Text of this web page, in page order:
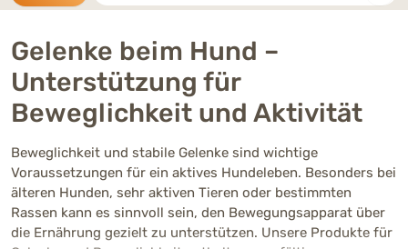
Gelenke beim Hund –
Unterstützung für
Beweglichkeit und Aktivität
Beweglichkeit und stabile Gelenke sind wichtige
Voraussetzungen für ein aktives Hundeleben. Besonders bei
älteren Hunden, sehr aktiven Tieren oder bestimmten
Rassen kann es sinnvoll sein, den Bewegungsapparat über
die Ernährung gezielt zu unterstützen. Unsere Produkte für